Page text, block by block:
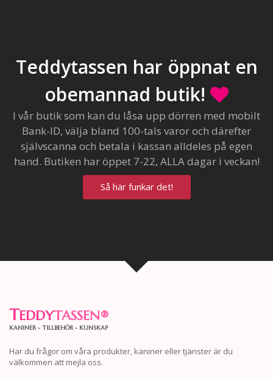
Teddytassen har öppnat en
obemannad butik!
I vår butik som kan du låsa upp dörren med mobilt
Bank-ID, välja bland 100-tals varor och därefter
självscanna och betala i kassan alldeles på egen
hand. Butiken har öppet 7-22, ALLA dagar i veckan!
Så här funkar det!
TEDDYTASSEN®
KANINER - TILLBEHÖR - KUNSKAP
Har du frågor om våra produkter, kaniner eller tjänster är du
välkommen att mejla oss.